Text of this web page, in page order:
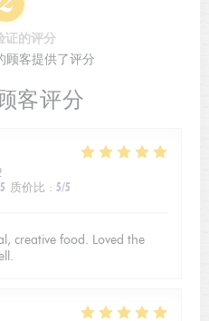
客评分
质价比 : 5/5
creative food. Loved the
证的评分
顾客提供了评分